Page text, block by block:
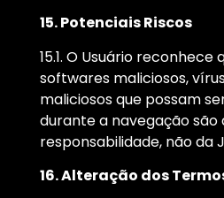
15. Potenciais Riscos
15.1. O Usuário reconhece
softwares maliciosos,
maliciosos que possam
durante a navegação são
responsabilidade, não da
16. Alteração dos